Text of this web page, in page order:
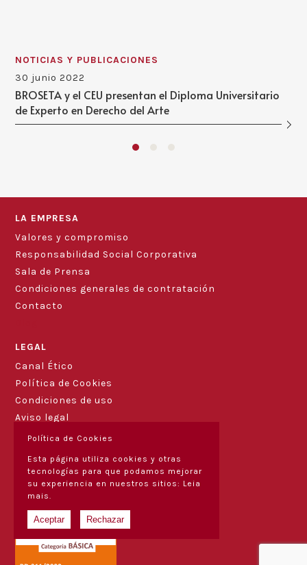
NOTICIAS Y PUBLICACIONES
30 junio 2022
BROSETA y el CEU presentan el Diploma Universitario
de Experto en Derecho del Arte
LA EMPRESA
Valores y compromiso
Responsabilidad Social Corporativa
Sala de Prensa
Condiciones generales de contratación
Contacto
LEGAL
Canal Ético
Política de Cookies
Condiciones de uso
Aviso legal
Política de Cookies
Esta página utiliza cookies y otras
tecnologías para que podamos mejorar
su experiencia en nuestros sitios: Leia
mais.
Aceptar Rechazar